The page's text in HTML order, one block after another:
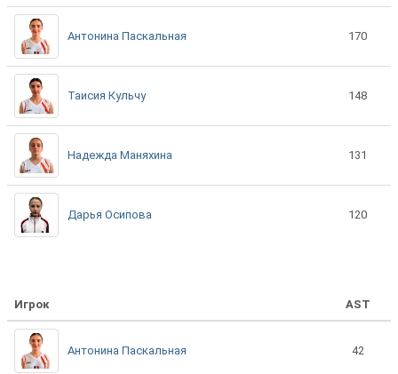
Антонина Паскальная 170
Таисия Кульчу 148
Надежда Маняхина 131
Дарья Осипова 120
Игрок AST
Антонина Паскальная 42